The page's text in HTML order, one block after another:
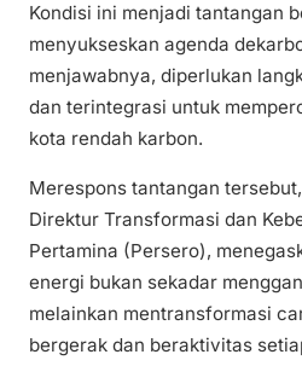
Kondisi ini menjadi tantangan
menyukseskan agenda
menjawabnya, diperlukan
dan terintegrasi untuk
kota rendah karbon.
Merespons tantangan
Direktur Transformasi dan
Pertamina (Persero),
energi bukan sekadar
melainkan mentransformasi
bergerak dan beraktivitas